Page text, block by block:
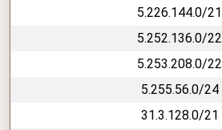
5.226.144.0/21
5.252.136.0/22
5.253.208.0/22
5.255.56.0/24
31.3.128.0/21